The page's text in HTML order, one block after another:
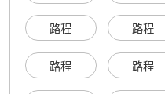
路程 路程
路程 路程